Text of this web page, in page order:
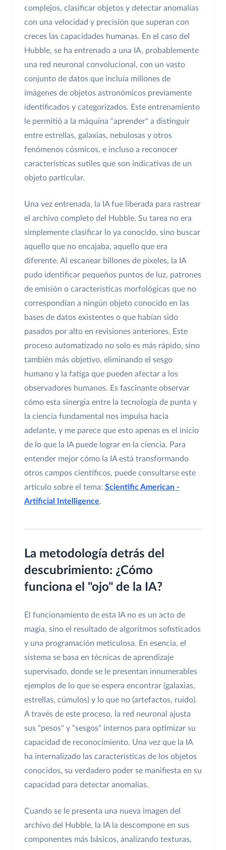
complejos, clasificar objetos y detectar anomalías
con una velocidad y precisión que superan con
creces las capacidades humanas. En el caso del
Hubble, se ha entrenado a una IA, probablemente
una red neuronal convolucional, con un vasto
conjunto de datos que incluía millones de
imágenes de objetos astronómicos previamente
identificados y categorizados. Este entrenamiento
le permitió a la máquina "aprender" a distinguir
entre estrellas, galaxias, nebulosas y otros
fenómenos cósmicos, e incluso a reconocer
características sutiles que son indicativas de un
objeto particular.
Una vez entrenada, la IA fue liberada para rastrear
el archivo completo del Hubble. Su tarea no era
simplemente clasificar lo ya conocido, sino buscar
aquello que no encajaba, aquello que era
diferente. Al escanear billones de píxeles, la IA
pudo identificar pequeños puntos de luz, patrones
de emisión o características morfológicas que no
correspondían a ningún objeto conocido en las
bases de datos existentes o que habían sido
pasados por alto en revisiones anteriores. Este
proceso automatizado no solo es más rápido, sino
también más objetivo, eliminando el sesgo
humano y la fatiga que pueden afectar a los
observadores humanos. Es fascinante observar
cómo esta sinergia entre la tecnología de punta y
la ciencia fundamental nos impulsa hacia
adelante, y me parece que esto apenas es el inicio
de lo que la IA puede lograr en la ciencia. Para
entender mejor cómo la IA está transformando
otros campos científicos, puede consultarse este
artículo sobre el tema: Scientific American -
Artificial Intelligence.
La metodología detrás del
descubrimiento: ¿Cómo
funciona el "ojo" de la IA?
El funcionamiento de esta IA no es un acto de
magia, sino el resultado de algoritmos sofisticados
y una programación meticulosa. En esencia, el
sistema se basa en técnicas de aprendizaje
supervisado, donde se le presentan innumerables
ejemplos de lo que se espera encontrar (galaxias,
estrellas, cúmulos) y lo que no (artefactos, ruido).
A través de este proceso, la red neuronal ajusta
sus "pesos" y "sesgos" internos para optimizar su
capacidad de reconocimiento. Una vez que la IA
ha internalizado las características de los objetos
conocidos, su verdadero poder se manifiesta en su
capacidad para detectar anomalías.
Cuando se le presenta una nueva imagen del
archivo del Hubble, la IA la descompone en sus
componentes más básicos, analizando texturas,